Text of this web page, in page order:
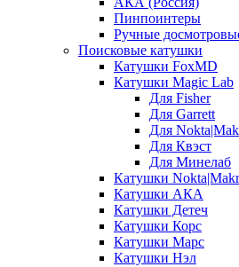
Пинпоинтеры
Ручные
Поисковые катушки
Катушки FoxMD
Катушки Magic Lab
Для Fisher
Для Garrett
Для
Для Квэст
Для Минелаб
Катушки
Катушки АКА
Катушки Детеч
Катушки Корс
Катушки Марс
Катушки Нэл